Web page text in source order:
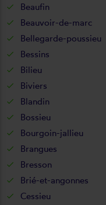
Beaufin
Beauvoir-de-marc
Bellegarde-poussieu
Bessins
Bilieu
Biviers
Blandin
Bossieu
Bourgoin-jallieu
Brangues
Bresson
Brié-et-angonnes
Cessieu